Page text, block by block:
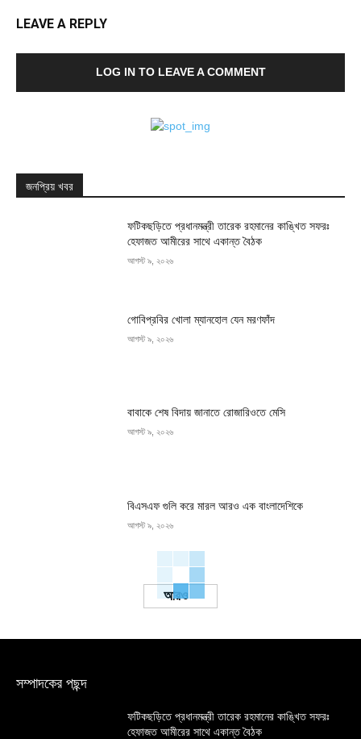
LEAVE A REPLY
LOG IN TO LEAVE A COMMENT
জনপ্রিয় খবর
ফটিকছড়িতে প্রধানমন্ত্রী তারেক রহমানের কাঙ্খিত সফরঃ
হেফাজত আমীরের সাথে একান্ত বৈঠক
আগস্ট ৯, ২০২৬
গোবিপ্রবির খোলা ম্যানহোল যেন মরণফাঁদ
আগস্ট ৯, ২০২৬
বাবাকে শেষ বিদায় জানাতে রোজারিওতে মেসি
আগস্ট ৯, ২০২৬
বিএসএফ গুলি করে মারল আরও এক বাংলাদেশিকে
আগস্ট ৯, ২০২৬
Load more
সম্পাদকের পছন্দ
ফটিকছড়িতে প্রধানমন্ত্রী তারেক রহমানের কাঙ্খিত সফরঃ
হেফাজত আমীরের সাথে একান্ত বৈঠক